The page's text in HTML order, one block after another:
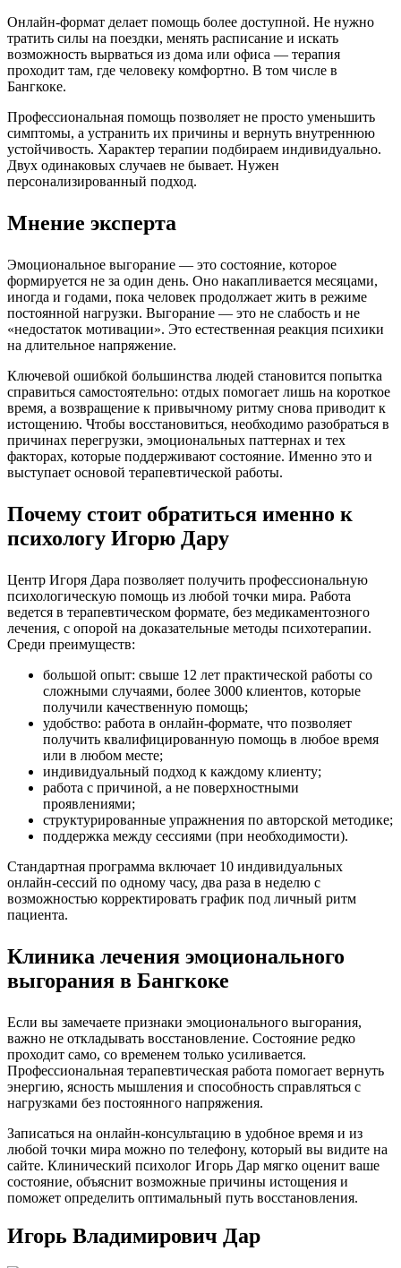
Онлайн-формат делает помощь более доступной. Не нужно
тратить силы на поездки, менять расписание и искать
возможность вырваться из дома или офиса — терапия
проходит там, где человеку комфортно. В том числе в
Бангкоке.
Профессиональная помощь позволяет не просто уменьшить
симптомы, а устранить их причины и вернуть внутреннюю
устойчивость. Характер терапии подбираем индивидуально.
Двух одинаковых случаев не бывает. Нужен
персонализированный подход.
Мнение эксперта
Эмоциональное выгорание — это состояние, которое
формируется не за один день. Оно накапливается месяцами,
иногда и годами, пока человек продолжает жить в режиме
постоянной нагрузки. Выгорание — это не слабость и не
«недостаток мотивации». Это естественная реакция психики
на длительное напряжение.
Ключевой ошибкой большинства людей становится попытка
справиться самостоятельно: отдых помогает лишь на короткое
время, а возвращение к привычному ритму снова приводит к
истощению. Чтобы восстановиться, необходимо разобраться в
причинах перегрузки, эмоциональных паттернах и тех
факторах, которые поддерживают состояние. Именно это и
выступает основой терапевтической работы.
Почему стоит обратиться именно к
психологу Игорю Дару
Центр Игоря Дара позволяет получить профессиональную
психологическую помощь из любой точки мира. Работа
ведется в терапевтическом формате, без медикаментозного
лечения, с опорой на доказательные методы психотерапии.
Среди преимуществ:
большой опыт: свыше 12 лет практической работы со
сложными случаями, более 3000 клиентов, которые
получили качественную помощь;
удобство: работа в онлайн-формате, что позволяет
получить квалифицированную помощь в любое время
или в любом месте;
индивидуальный подход к каждому клиенту;
работа с причиной, а не поверхностными
проявлениями;
структурированные упражнения по авторской методике;
поддержка между сессиями (при необходимости).
Стандартная программа включает 10 индивидуальных
онлайн-сессий по одному часу, два раза в неделю с
возможностью корректировать график под личный ритм
пациента.
Клиника лечения эмоционального
выгорания в Бангкоке
Если вы замечаете признаки эмоционального выгорания,
важно не откладывать восстановление. Состояние редко
проходит само, со временем только усиливается.
Профессиональная терапевтическая работа помогает вернуть
энергию, ясность мышления и способность справляться с
нагрузками без постоянного напряжения.
Записаться на онлайн-консультацию в удобное время и из
любой точки мира можно по телефону, который вы видите на
сайте. Клинический психолог Игорь Дар мягко оценит ваше
состояние, объяснит возможные причины истощения и
поможет определить оптимальный путь восстановления.
Игорь Владимирович Дар